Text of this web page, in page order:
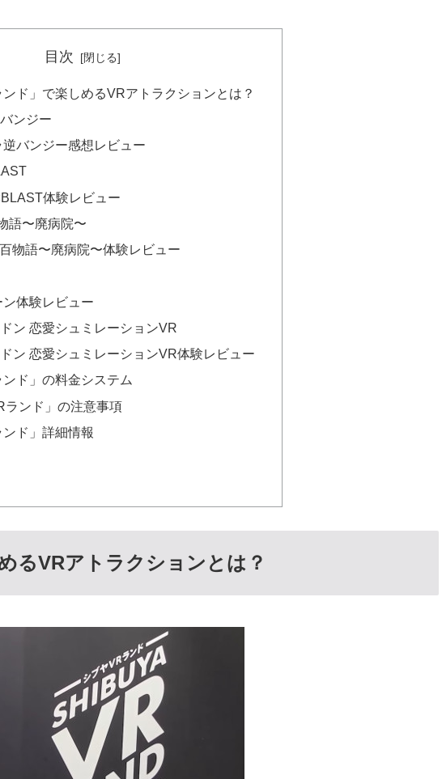
目次
ンド」で楽しめるVRアトラクションとは？
ンジー
逆バンジー感想レビュー
体験レビュー
語〜廃病院〜
物語〜廃病院〜体験レビュー
ン体験レビュー
ン 恋愛シュミレーションVR
ン 恋愛シュミレーションVR体験レビュー
ンド」の料金システム
ランド」の注意事項
ンド」詳細情報
るVRアトラクションとは？